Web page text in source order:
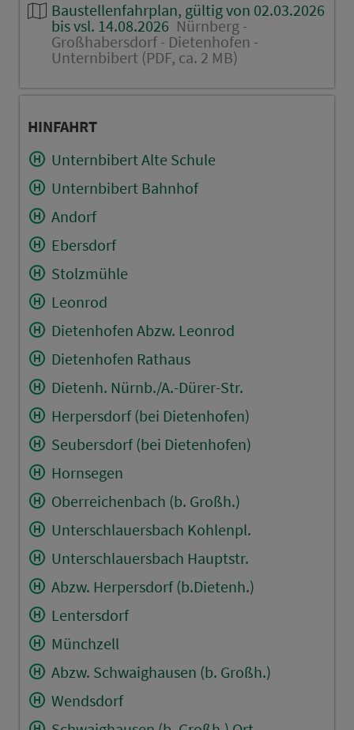
Baustellenfahrplan, gültig von 02.03.2026
bis vsl. 14.08.2026 Nürnberg -
Großhabersdorf - Dietenhofen -
Unternbibert (PDF, ca. 2 MB)
HINFAHRT
Unternbibert Alte Schule
Unternbibert Bahnhof
Andorf
Ebersdorf
Stolzmühle
Leonrod
Dietenhofen Abzw. Leonrod
Dietenhofen Rathaus
Dietenh. Nürnb./A.-Dürer-Str.
Herpersdorf (bei Dietenhofen)
Seubersdorf (bei Dietenhofen)
Hornsegen
Oberreichenbach (b. Großh.)
Unterschlauersbach Kohlenpl.
Unterschlauersbach Hauptstr.
Abzw. Herpersdorf (b.Dietenh.)
Lentersdorf
Münchzell
Abzw. Schwaighausen (b. Großh.)
Wendsdorf